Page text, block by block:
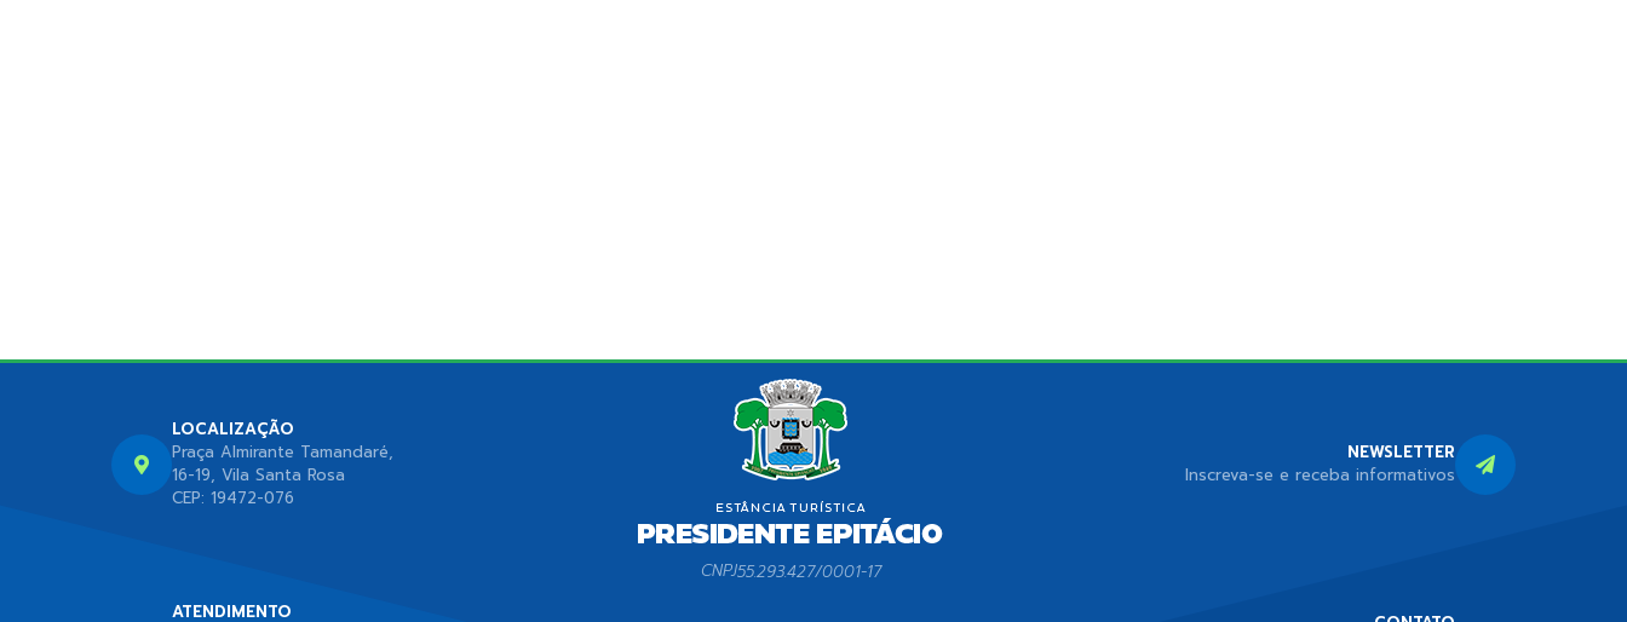
LOCALIZAÇÃO
Praça Almirante Tamandaré,
16-19, Vila Santa Rosa
CEP: 19472-076
ATENDIMENTO
CNPJ55.293.427/0001-17
NEWSLETTER
Inscreva-se e receba informativos